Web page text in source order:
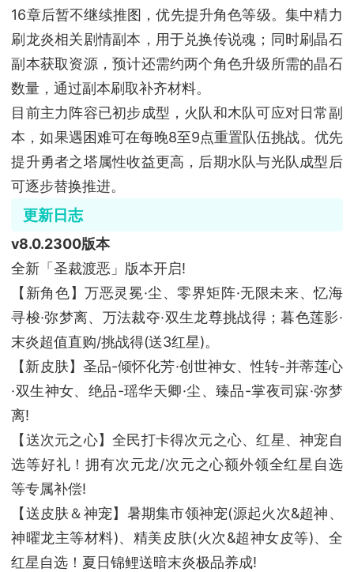
16章后暂不继续推图，优先提升角色等级。集中精力
刷龙炎相关剧情副本，用于兑换传说魂；同时刷晶石
副本获取资源，预计还需约两个角色升级所需的晶石
数量，通过副本刷取补齐材料。
目前主力阵容已初步成型，火队和木队可应对日常副
本，如果遇困难可在每晚8至9点重置队伍挑战。优先
提升勇者之塔属性收益更高，后期水队与光队成型后
可逐步替换推进。
更新日志
v8.0.2300版本
全新「圣裁渡恶」版本开启!
【新角色】万恶灵冕·尘、零界矩阵·无限未来、忆海
寻梭·弥梦离、万法裁夺·双生龙尊挑战得；暮色莲影·
末炎超值直购/挑战得(送3红星)。
【新皮肤】圣品-倾怀化芳·创世神女、性转-并蒂莲心
·双生神女、绝品-瑶华天卿·尘、臻品-掌夜司寐·弥梦
离!
【送次元之心】全民打卡得次元之心、红星、神宠自
选等好礼！拥有次元龙/次元之心额外领全红星自选
等专属补偿!
【送皮肤＆神宠】暑期集市领神宠(源起火次&超神、
神曜龙主等材料)、精美皮肤(火次&超神女皮等)、全
红星自选！夏日锦鲤送暗末炎极品养成!